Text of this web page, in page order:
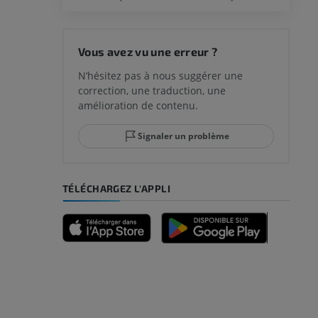
Vous avez vu une erreur ?
N’hésitez pas à nous suggérer une
correction, une traduction, une
amélioration de contenu.
Signaler un problème
TÉLÉCHARGEZ L'APPLI